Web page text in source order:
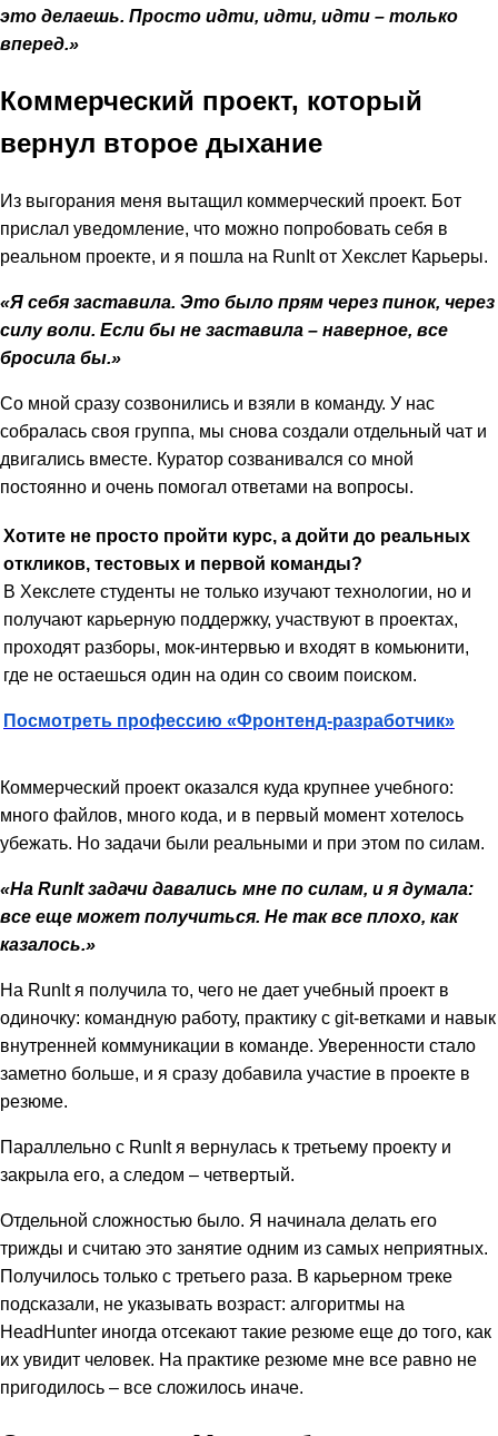
это делаешь. Просто идти, идти, идти – только
вперед.»
Коммерческий проект, который
вернул второе дыхание
Из выгорания меня вытащил коммерческий проект. Бот
прислал уведомление, что можно попробовать себя в
реальном проекте, и я пошла на RunIt от Хекслет Карьеры.
«Я себя заставила. Это было прям через пинок, через
силу воли. Если бы не заставила – наверное, все
бросила бы.»
Со мной сразу созвонились и взяли в команду. У нас
собралась своя группа, мы снова создали отдельный чат и
двигались вместе. Куратор созванивался со мной
постоянно и очень помогал ответами на вопросы.
Хотите не просто пройти курс, а дойти до реальных
откликов, тестовых и первой команды?
В Хекслете студенты не только изучают технологии, но и
получают карьерную поддержку, участвуют в проектах,
проходят разборы, мок-интервью и входят в комьюнити,
где не остаешься один на один со своим поиском.
Посмотреть профессию «Фронтенд-разработчик»
Коммерческий проект оказался куда крупнее учебного:
много файлов, много кода, и в первый момент хотелось
убежать. Но задачи были реальными и при этом по силам.
«На RunIt задачи давались мне по силам, и я думала:
все еще может получиться. Не так все плохо, как
казалось.»
На RunIt я получила то, чего не дает учебный проект в
одиночку: командную работу, практику с git-ветками и навык
внутренней коммуникации в команде. Уверенности стало
заметно больше, и я сразу добавила участие в проекте в
резюме.
Параллельно с RunIt я вернулась к третьему проекту и
закрыла его, а следом – четвертый.
Отдельной сложностью было. Я начинала делать его
трижды и считаю это занятие одним из самых неприятных.
Получилось только с третьего раза. В карьерном треке
подсказали, не указывать возраст: алгоритмы на
HeadHunter иногда отсекают такие резюме еще до того, как
их увидит человек. На практике резюме мне все равно не
пригодилось – все сложилось иначе.